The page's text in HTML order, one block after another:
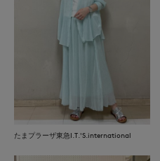
たまプラーザ東急I.T.'S.international